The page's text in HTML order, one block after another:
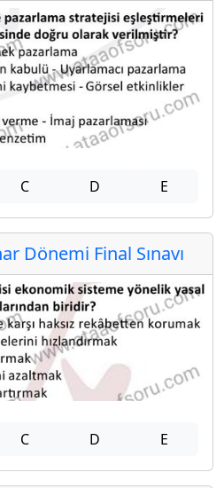
C D E
Dönemi Final Sınavı
C D E